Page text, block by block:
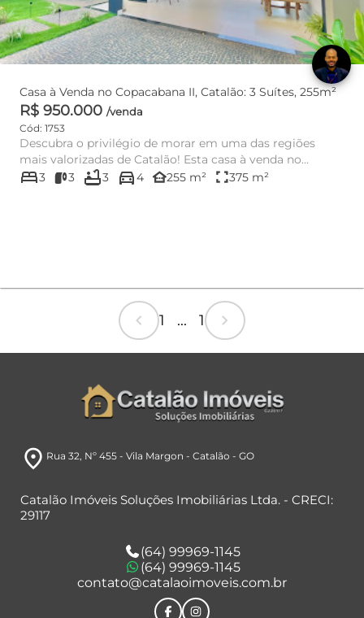
Casa à Venda no Copacabana II, Catalão: 3 Suítes, 255m²
R$ 950.000 /venda
Cód: 1753
Descubra o privilégio de morar em uma das regiões
mais valorizadas de Catalão! Esta casa à venda no
Residencial Copacab...
bed3 3 bathtub3 directions_car4 other_houses255 m² fullscreen375 m²
chevron_left 1 ... 1 chevron_right
room Rua 32 , Nº 455- Vila Margon - Catalão - GO
Catalão Imóveis Soluções Imobiliárias Ltda. - CRECI:
29117
(64) 99969-1145
(64) 99969-1145
contato@catalaoimoveis.com.br